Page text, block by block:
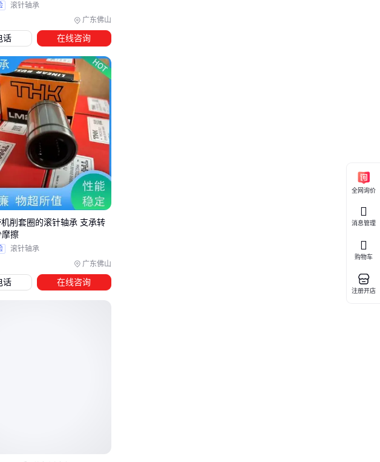
型前最关键的隐性判断
辛烷值辅助插头？
的基础特性是首要考量
性、燃油标号适应性有
干预型插头，其通过调
添加剂协同型，这类产
气压力变化的响应速
化调校的车辆本身点火
车辆则更适合采用主动
干预型产品可能改变空
据验证。建议先通过专
广东佛山
滚针轴承
话 在线咨询
广东佛山
削套圈的滚针轴承 支承转
摩擦
滚针轴承
话 在线咨询
全网询价
消息管理
购物车
注册开店